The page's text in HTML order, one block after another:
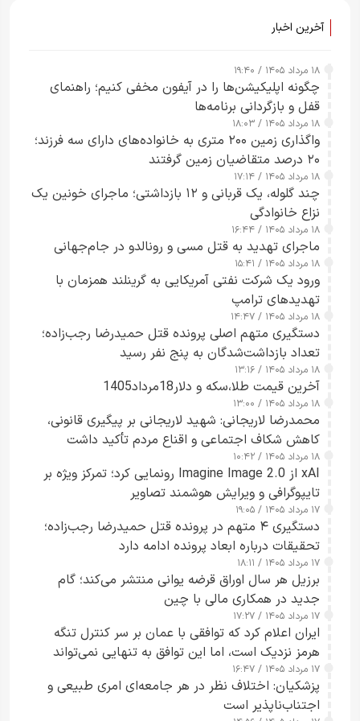
آخرین اخبار
۱۸ مرداد ۱۴۰۵ / ۱۹:۴۰
چگونه اپلیکیشن‌ها را در آیفون مخفی کنیم؛ راهنمای
قفل و بازگردانی برنامه‌ها
۱۸ مرداد ۱۴۰۵ / ۱۸:۰۳
واگذاری زمین ۲۰۰ متری به خانواده‌های دارای سه فرزند؛
۲۰ درصد متقاضیان زمین گرفتند
۱۸ مرداد ۱۴۰۵ / ۱۷:۱۴
چند گلوله، یک قربانی و ۱۲ بازداشتی؛ ماجرای خونین یک
نزاع خانوادگی
۱۸ مرداد ۱۴۰۵ / ۱۶:۴۴
ماجرای تهدید به قتل مسی و رونالدو در جام‌جهانی
۱۸ مرداد ۱۴۰۵ / ۱۵:۴۱
ورود یک شرکت نفتی آمریکایی به گرینلند همزمان با
تهدیدهای ترامپ
۱۸ مرداد ۱۴۰۵ / ۱۴:۴۷
دستگیری متهم اصلی پرونده قتل حمیدرضا رجب‌زاده؛
تعداد بازداشت‌شدگان به پنج نفر رسید
۱۸ مرداد ۱۴۰۵ / ۱۳:۱۶
آخرین قیمت طلا،سکه و دلار18مرداد1405
۱۸ مرداد ۱۴۰۵ / ۱۳:۰۰
محمدرضا لاریجانی: شهید لاریجانی بر پیگیری قانونی،
کاهش شکاف اجتماعی و اقناع مردم تأکید داشت
۱۸ مرداد ۱۴۰۵ / ۱۰:۴۲
xAI از Imagine Image 2.0 رونمایی کرد؛ تمرکز ویژه بر
تایپوگرافی و ویرایش هوشمند تصاویر
۱۷ مرداد ۱۴۰۵ / ۱۹:۰۵
دستگیری ۴ متهم در پرونده قتل حمیدرضا رجب‌زاده؛
تحقیقات درباره ابعاد پرونده ادامه دارد
۱۷ مرداد ۱۴۰۵ / ۱۸:۱۱
برزیل هر سال اوراق قرضه یوانی منتشر می‌کند؛ گام
جدید در همکاری مالی با چین
۱۷ مرداد ۱۴۰۵ / ۱۷:۲۷
ایران اعلام کرد که توافقی با عمان بر سر کنترل تنگه
هرمز نزدیک است، اما این توافق به تنهایی نمی‌تواند
آبراه را آزاد کند
۱۷ مرداد ۱۴۰۵ / ۱۶:۴۷
پزشکیان: اختلاف نظر در هر جامعه‌ای امری طبیعی و
اجتناب‌ناپذیر است